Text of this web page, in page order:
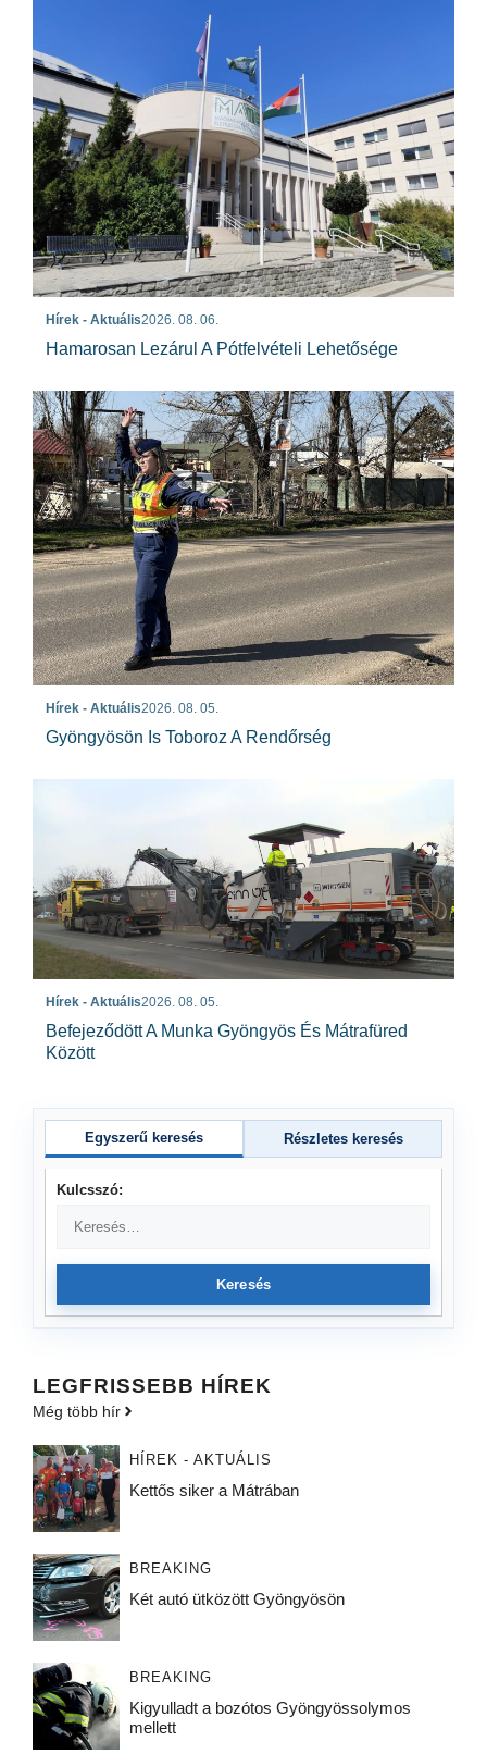
Hírek - Aktuális2026. 08. 06.
Hamarosan Lezárul A Pótfelvételi Lehetősége
Hírek - Aktuális2026. 08. 05.
Gyöngyösön Is Toboroz A Rendőrség
Hírek - Aktuális2026. 08. 05.
Befejeződött A Munka Gyöngyös És Mátrafüred
Között
Egyszerű keresés Részletes keresés
Kulcsszó:
Keresés
LEGFRISSEBB HÍREK
Még több hír
HÍREK - AKTUÁLIS
Kettős siker a Mátrában
BREAKING
Két autó ütközött Gyöngyösön
BREAKING
Kigyulladt a bozótos Gyöngyössolymos
mellett